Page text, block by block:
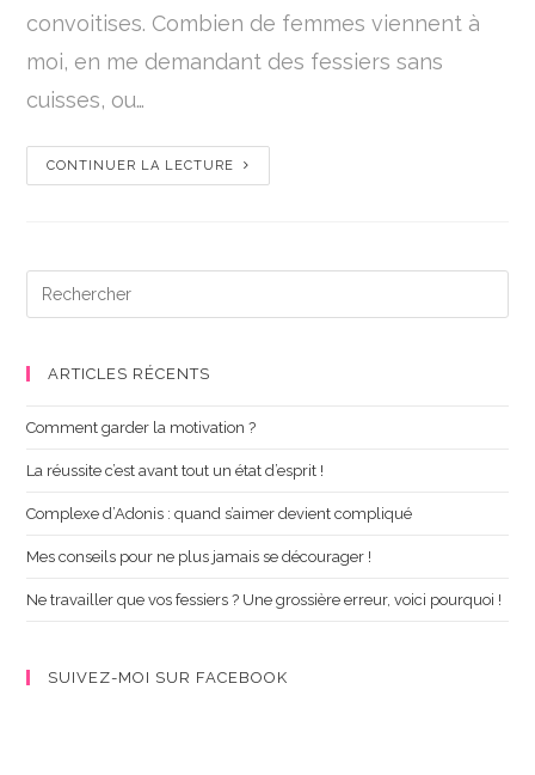
convoitises. Combien de femmes viennent à
moi, en me demandant des fessiers sans
cuisses, ou…
CONTINUER LA LECTURE
ARTICLES RÉCENTS
Comment garder la motivation ?
La réussite c’est avant tout un état d’esprit !
Complexe d’Adonis : quand s’aimer devient compliqué
Mes conseils pour ne plus jamais se décourager !
Ne travailler que vos fessiers ? Une grossière erreur, voici pourquoi !
SUIVEZ-MOI SUR FACEBOOK